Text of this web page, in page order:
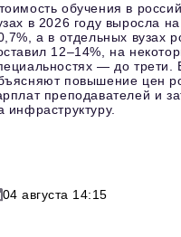
обучения в
в 2026 году выросла на
а в отдельных вузах
12–14%, на
— до трети.
повышение цен
преподавателей и
инфраструктуру.
04 августа 14:15